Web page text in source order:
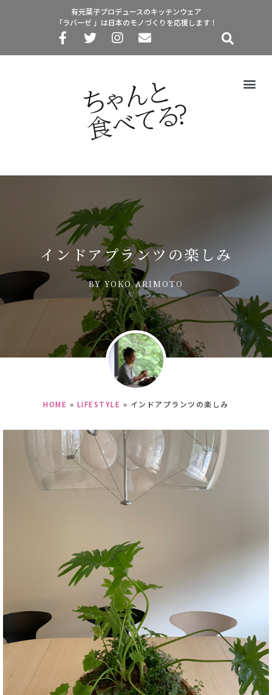
有元葉子プロデュースのキッチンウェア
「ラバーゼ 」は日本のモノづくりを応援します！
インドアプランツの楽しみ
BYYOKO ARIMOTO
HOME » LIFESTYLE » インドアプランツの楽しみ